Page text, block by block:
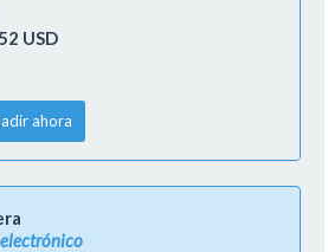
USD
ahora